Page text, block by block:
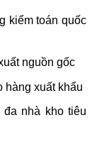
kiểm toán quốc
nguồn gốc
hàng xuất khẩu
nhà kho tiêu